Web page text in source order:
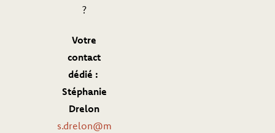
?
Votre
contact
dédié :
Stéphanie
Drelon
s.drelon@m